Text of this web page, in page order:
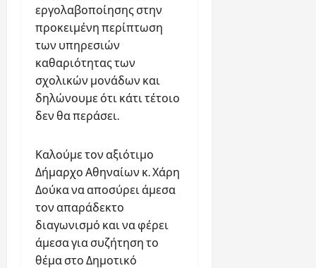
εργολαβοποίησης στην
προκειμένη περίπτωση
των υπηρεσιών
καθαριότητας των
σχολικών μονάδων και
δηλώνουμε ότι κάτι τέτοιο
δεν θα περάσει.
Καλούμε τον αξιότιμο
Δήμαρχο Αθηναίων κ. Χάρη
Δούκα να αποσύρει άμεσα
τον απαράδεκτο
διαγωνισμό και να φέρει
άμεσα για συζήτηση το
θέμα στο Δημοτικό